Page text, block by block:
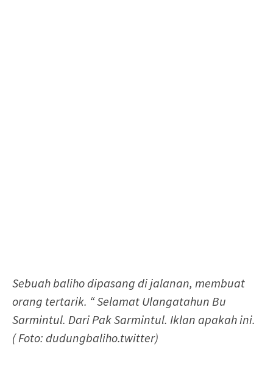
Sebuah baliho dipasang di jalanan, membuat
orang tertarik. “ Selamat Ulangatahun Bu
Sarmintul. Dari Pak Sarmintul. Iklan apakah ini.
( Foto: dudungbaliho.twitter)